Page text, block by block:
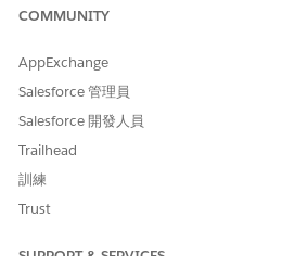
變更 IT 服務的顧問委員會權限
根據使用者的 CAB 角色和責任將
設定 IT 服務的變更顧問板
開啟「變更顧問委員會」(CAB) 的
COMMUNITY
AppExchange
Salesforce 管理員
Salesforce 開發人員
Trailhead
訓練
Trust